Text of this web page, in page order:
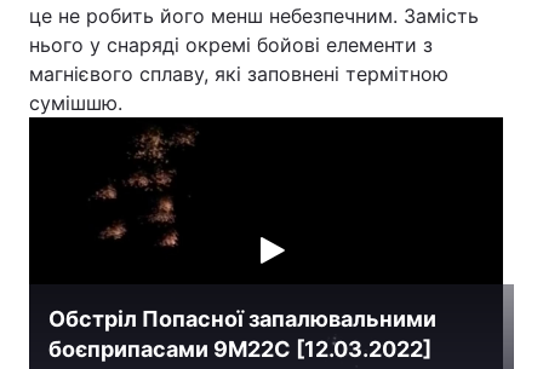
це не робить його менш небезпечним. Замість
нього у снаряді окремі бойові елементи з
магнієвого сплаву, які заповнені термітною
сумішшю.
Обстріл Попасної запалювальними
боєприпасами 9М22С [12.03.2022]